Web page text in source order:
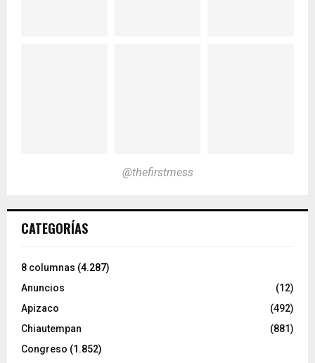
@thefirstmess
CATEGORÍAS
8 columnas (4.287)
Anuncios
(12)
Apizaco
(492)
Chiautempan
(881)
Congreso (1.852)